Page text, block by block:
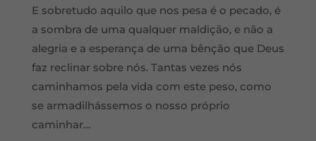
E sobretudo aquilo que nos pesa é o pecado, é
a sombra de uma qualquer maldição, e não a
alegria e a esperança de uma bênção que Deus
faz reclinar sobre nós. Tantas vezes nós
caminhamos pela vida com este peso, como
se armadilhássemos o nosso próprio
caminhar…